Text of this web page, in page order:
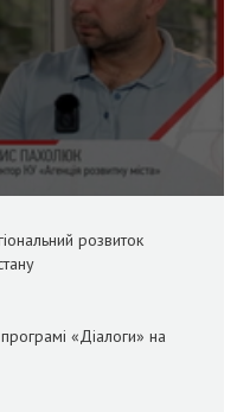
розвиток
«Діалоги» на